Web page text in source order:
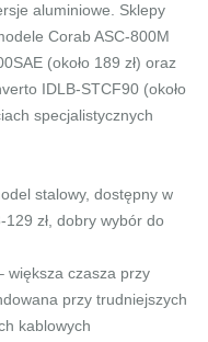
aluminiowe. Sklepy
Corab ASC-800M
(około 189 zł) oraz
IDLB-STCF90 (około
specjalistycznych
stalowy, dostępny w
129 zł, dobry wybór do
większa czasza przy
przy trudniejszych
kablowych